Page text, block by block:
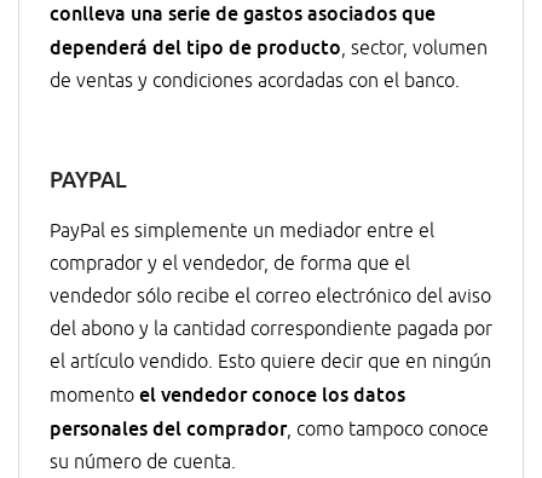
conlleva una serie de gastos asociados que
dependerá del tipo de producto, sector, volumen
de ventas y condiciones acordadas con el banco.
PAYPAL
PayPal es simplemente un mediador entre el
comprador y el vendedor, de forma que el
vendedor sólo recibe el correo electrónico del aviso
del abono y la cantidad correspondiente pagada por
el artículo vendido. Esto quiere decir que en ningún
momento el vendedor conoce los datos
personales del comprador, como tampoco conoce
su número de cuenta.